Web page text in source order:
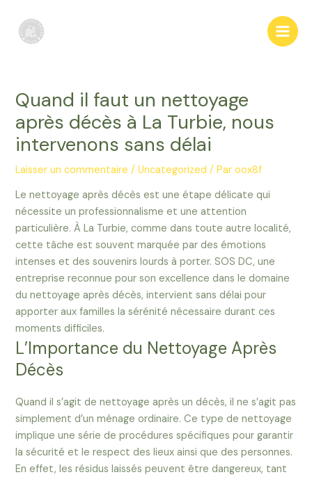
contenu
Main
Quand il faut un nettoyage
après décès à La Turbie, nous
intervenons sans délai
Laisser un commentaire /Uncategorized / Paroox8f
Le nettoyage après décès est une étape délicate qui
nécessite un professionnalisme et une attention
particulière. À La Turbie, comme dans toute autre localité,
cette tâche est souvent marquée par des émotions
intenses et des souvenirs lourds à porter. SOS DC, une
entreprise reconnue pour son excellence dans le domaine
du nettoyage après décès, intervient sans délai pour
apporter aux familles la sérénité nécessaire durant ces
moments difficiles.
L’Importance du Nettoyage Après
Décès
Quand il s’agit de nettoyage après un décès, il ne s’agit pas
simplement d’un ménage ordinaire. Ce type de nettoyage
implique une série de procédures spécifiques pour garantir
la sécurité et le respect des lieux ainsi que des personnes.
En effet, les résidus laissés peuvent être dangereux, tant